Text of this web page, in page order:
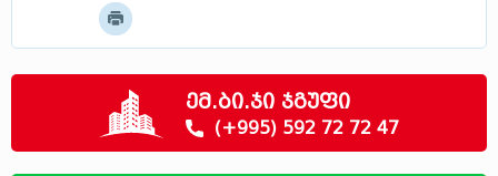
მცხეთა - მთიანეთი
სამცხე - ჯავახეთი
ლეჩხუმი
ემ.ბი.ჯი ჯგუფი
(+995) 592 72 72 47